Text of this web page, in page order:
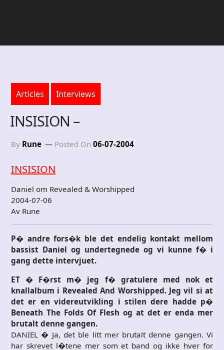
Articles Interviews
INSISION –
By Rune Posted On 06-07-2004
INSISION
Daniel om Revealed & Worshipped
2004-07-06
Av Rune
P� andre fors�k ble det endelig kontakt mellom
bassist Daniel og undertegnede og vi kunne f� i
gang dette intervjuet.
ET � F�rst m� jeg f� gratulere med nok et
knallalbum i Revealed And Worshipped. Jeg vil si at
det er en videreutvikling i stilen dere hadde p�
Beneath The Folds Of Flesh og at det er enda mer
brutalt denne gangen.
DANIEL � Ja, det ble litt mer brutalt denne gangen. Vi
har skrevet l�tene mer som et band og ikke hver for